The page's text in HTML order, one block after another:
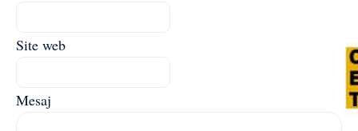
Site web
Mesaj